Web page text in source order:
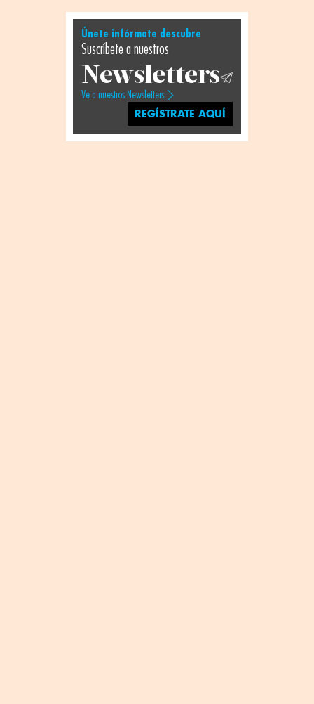
Únete infórmate descubre
Suscríbete a nuestros
Newsletters
Ve a nuestros Newsletters
REGÍSTRATE AQUÍ